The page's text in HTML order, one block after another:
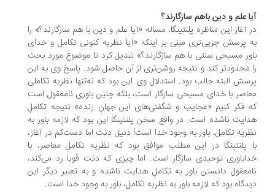
علم و دین باهم سازگارند؟
آغاز این مناظره پلنتینگا، مساله «آیا علم و دین با هم سازگارند؟» را
پرسش جزیی‌تری مبنی بر اینکه «آیا نظریه کنونی تکامل و خدای
مسیحی سنتی با هم سازگارند؟» تبدیل کرد تا موضوع مورد بحث
محدودتر کند و نتیجه روشن‌تری از آن حاصل شود. پاسخ وی به این
البته جالب بود. استدلال وی این بود که نه‌تنها نظریه تکاملی
با خدای مسیحی سازگار است، بلکه چنین باوری نامعقول است
فکر کنیم «عجایب و شگفتی‌های این جهانِ زنده» نتیجه تکاملِ
ناشده است. در واقع سخن پلنتینگا این بود که لازمه باور به
تکامل، باور به وجود خدا است! دنیل دنت اما دست‌کم در آغاز،
پلنتینگا در این مطلب موافق بود که نظریه تکاملِ معاصر، با
توحیدی سازگار است. اما چیزی که دنت قویا رد می‌کند،
دانستن باور به تکاملِ هدایت ناشده و به تعبیر دیگر این
بود که لازمه باور به نظریه تکامل، باور به وجود خدا است.